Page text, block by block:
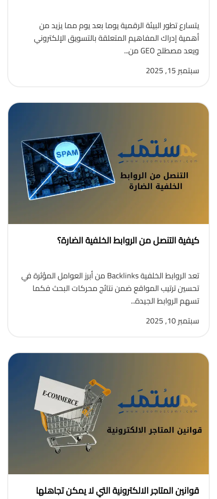
يتسارع تطور البيئة الرقمية يوما بعد يوم مما يزيد من
أهمية إدراك المفاهيم المتعلقة بالتسويق الإلكتروني
ويعد مصطلح GEO من...
سبتمبر 15, 2025
كيفية التنصل من الروابط الخلفية الضارة؟
تعد الروابط الخلفية Backlinks من أبرز العوامل المؤثرة في
تحسين ترتيب المواقع ضمن نتائج محركات البحث فكما
تسهم الروابط الجيدة...
سبتمبر 10, 2025
قوانين المتاجر الالكترونية التي لا يمكن تجاهلها